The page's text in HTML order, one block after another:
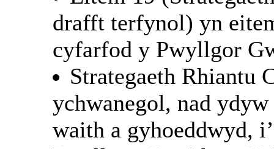
drafft terfynol) yn
cyfarfod y Pwyllgor
Strategaeth Rhiantu
ychwanegol, nad
waith a gyhoeddwyd,